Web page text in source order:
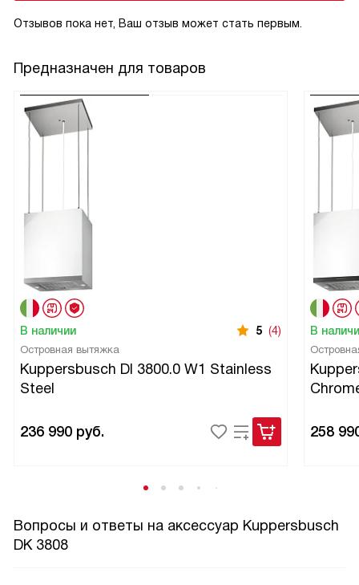
Отзывов пока нет, Ваш отзыв может стать первым.
Предназначен для товаров
В наличии 5 (4)
Островная вытяжка
Kuppersbusch DI 3800.0 W1 Stainless
Steel
236 990 руб.
В
258
Вопросы и ответы на аксессуар Kuppersbusch
DK 3808